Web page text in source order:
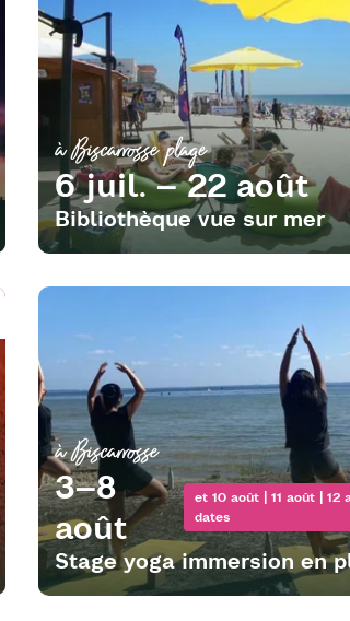
à Biscarrosse plage
6 juil. – 22 août
Bibliothèque vue sur mer
à Biscarrosse
3–8
août
et 10 août | 11 août | 12
dates
Stage yoga immersion en